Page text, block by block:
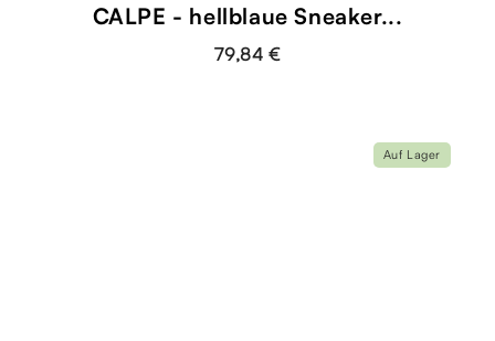
CALPE - hellblaue Sneaker...
79,84 €
Auf Lager